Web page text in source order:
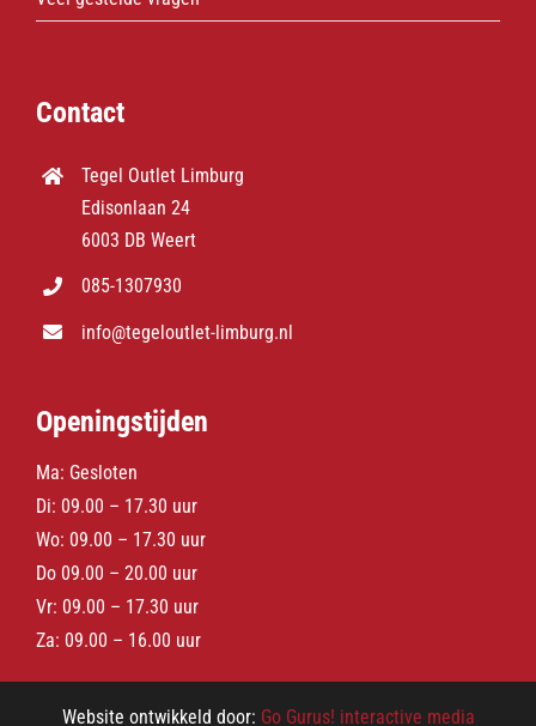
Contact
Tegel Outlet Limburg
Edisonlaan 24
6003 DB Weert
085-1307930
info@tegeloutlet-limburg.nl
Openingstijden
Ma: Gesloten
Di: 09.00 – 17.30 uur
Wo: 09.00 – 17.30 uur
Do 09.00 – 20.00 uur
Vr: 09.00 – 17.30 uur
Za: 09.00 – 16.00 uur
Website ontwikkeld door: Go Gurus! interactive media